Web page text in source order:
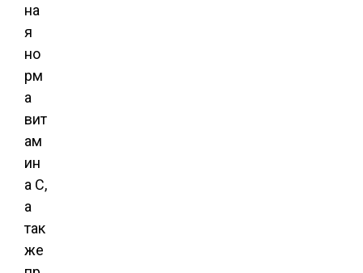
на
я
но
рм
а
вит
ам
ин
а С,
а
так
же